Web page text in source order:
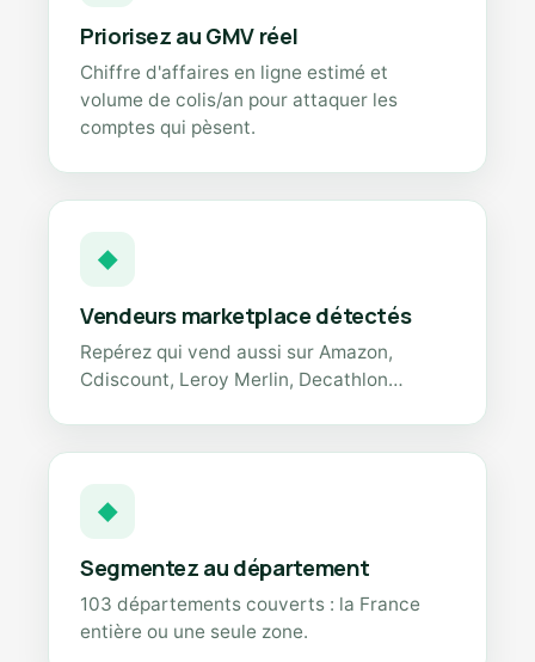
Priorisez au GMV réel
Chiffre d'affaires en ligne estimé et
volume de colis/an pour attaquer les
comptes qui pèsent.
◆
Vendeurs marketplace détectés
Repérez qui vend aussi sur Amazon,
Cdiscount, Leroy Merlin, Decathlon…
◆
Segmentez au département
103 départements couverts : la France
entière ou une seule zone.